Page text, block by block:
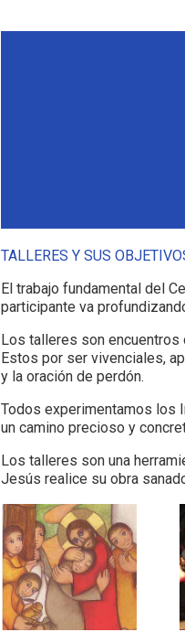
TALLERES Y SUS
El trabajo fundamental del
participante va
Los talleres son encuentros
Estos por ser vivenciales,
y la oración de perdón.
Todos experimentamos los
un camino precioso y
Los talleres son una
Jesús realice su obra